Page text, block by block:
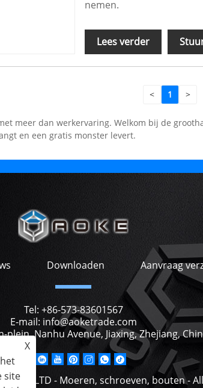
nemen.
Lees verder
< 1 >
meer dan werkervaring. Welkom bij de
en een gratis monster levert.
Downloaden Aanvraag
Tel: +86-573-83601567
E-mail: info@aoketrade.com
plein, Nanhu Avenue, Jiaxing, Zhejiang,
CO.,LTD - Moeren, schroeven, bouten -
X
site